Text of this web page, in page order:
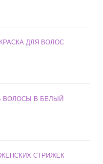
ДЛЯ ВОЛОС
ВОЛОСЫ В БЕЛЫЙ
СТРИЖЕК